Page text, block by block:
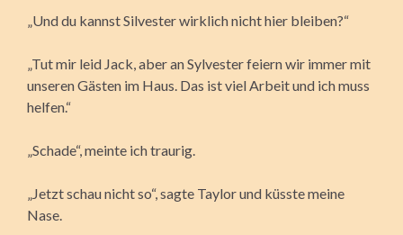
„Und du kannst Silvester wirklich nicht hier bleiben?“
„Tut mir leid Jack, aber an Sylvester feiern wir immer mit
unseren Gästen im Haus. Das ist viel Arbeit und ich muss
helfen.“
„Schade“, meinte ich traurig.
„Jetzt schau nicht so“, sagte Taylor und küsste meine
Nase.